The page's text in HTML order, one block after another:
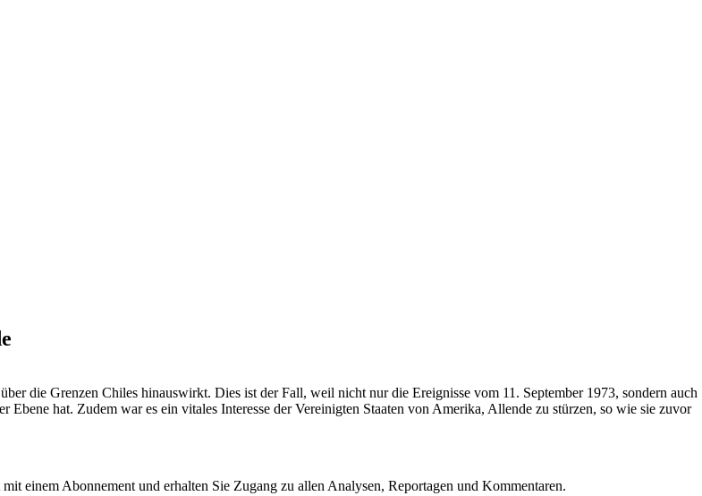
die Grenzen Chiles hinauswirkt. Dies ist der Fall, weil nicht nur die Ereignisse vom 11. September 1973, sondern auch
hat. Zudem war es ein vitales Interesse der Vereinigten Staaten von Amerika, Allende zu stürzen, so wie sie zuvor
einem Abonnement und erhalten Sie Zugang zu allen Analysen, Reportagen und Kommentaren.